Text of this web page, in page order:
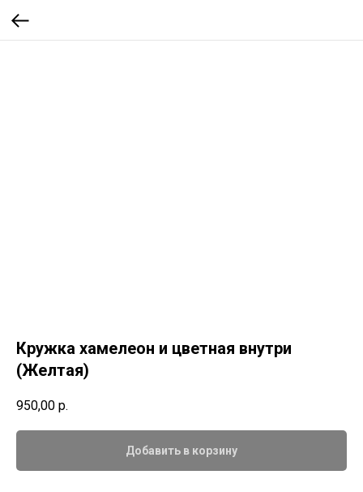
Кружка хамелеон и цветная внутри
(Желтая)
950,00 р.
Добавить в корзину